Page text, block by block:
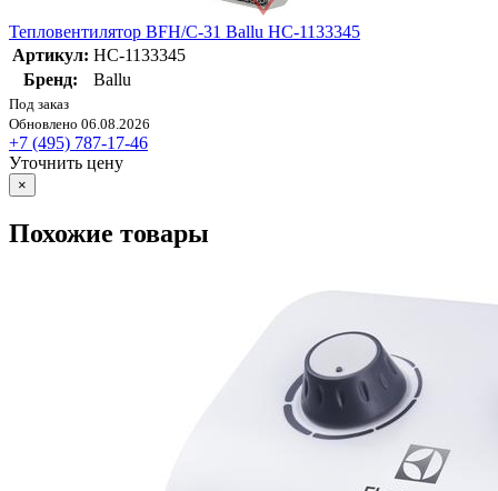
Тепловентилятор BFH/С-31 Ballu НС-1133345
Артикул: НС-1133345
Бренд:
Ballu
Под заказ
Обновлено 06.08.2026
+7 (495) 787-17-46
Уточнить цену
×
Похожие товары